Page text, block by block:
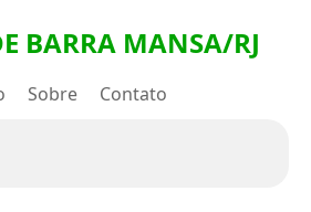
BARRA MANSA/RJ
Sobre Contato